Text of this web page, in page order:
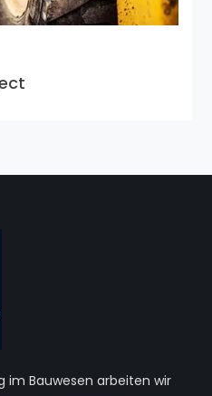
im Bauwesen arbeiten wir